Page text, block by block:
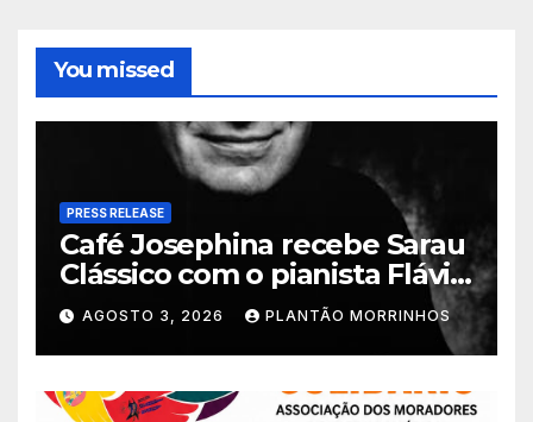
You missed
PRESS RELEASE
Café Josephina recebe Sarau
Clássico com o pianista Flávio
Varani nesta terça-feira
AGOSTO 3, 2026 PLANTÃO MORRINHOS